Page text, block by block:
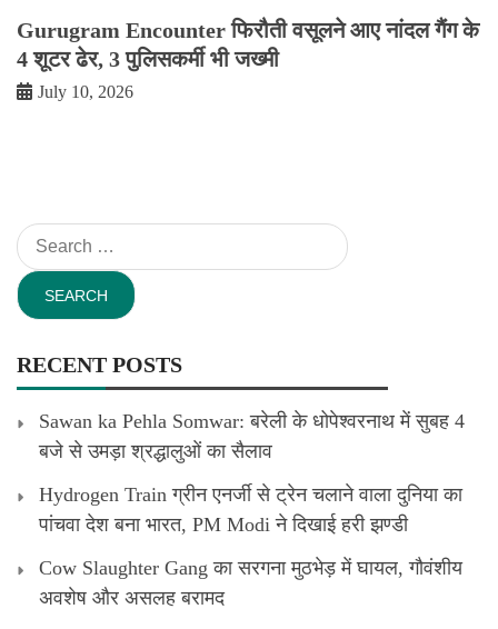
Gurugram Encounter फिरौती वसूलने आए नांदल गैंग के
4 शूटर ढेर, 3 पुलिसकर्मी भी जख्मी
July 10, 2026
Search
for:
RECENT POSTS
Sawan ka Pehla Somwar: बरेली के धोपेश्वरनाथ में सुबह 4
बजे से उमड़ा श्रद्धालुओं का सैलाव
Hydrogen Train ग्रीन एनर्जी से ट्रेन चलाने वाला दुनिया का
पांचवा देश बना भारत, PM Modi ने दिखाई हरी झण्डी
Cow Slaughter Gang का सरगना मुठभेड़ में घायल, गौवंशीय
अवशेष और असलह बरामद